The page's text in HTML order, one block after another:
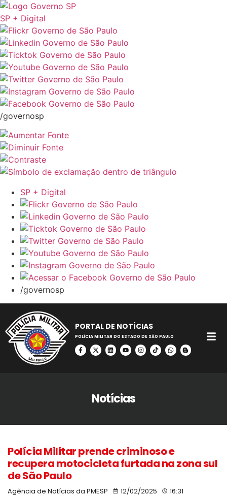
SP + Digital
/governosp
SP + Digital
/governosp
PORTAL DE NOTÍCIAS
POLÍCIA MILITAR DO ESTADO DE SÃO PAULO
Notícias
Polícia Militar prende criminoso e
recupera motocicleta furtada na zona sul
de São Paulo
Agência de Notícias da PMESP 12/02/2025 16:31